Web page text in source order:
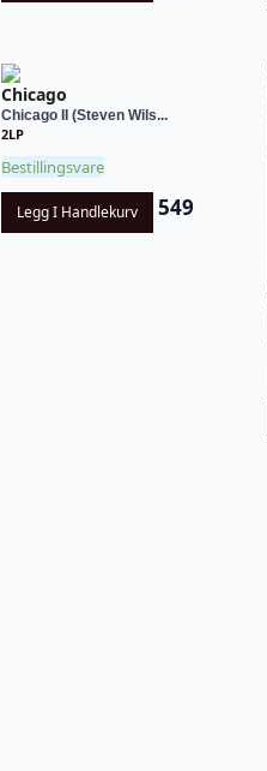
Chicago
Chicago II (Steven Wils...
2LP
Bestillingsvare
Legg I Handlekurv 549